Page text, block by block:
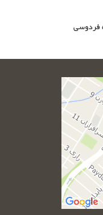
فردوسی